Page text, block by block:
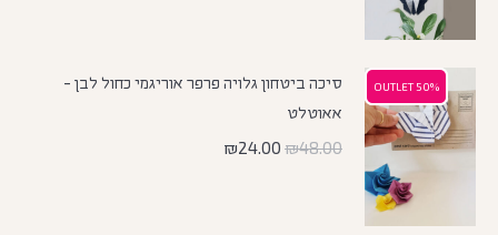
50% OUTLET
50% OUTLET
סיכה ביטחון גלויה פרפר אוריגמי כחול לבן -
אאוטלט
₪48.00
₪24.00